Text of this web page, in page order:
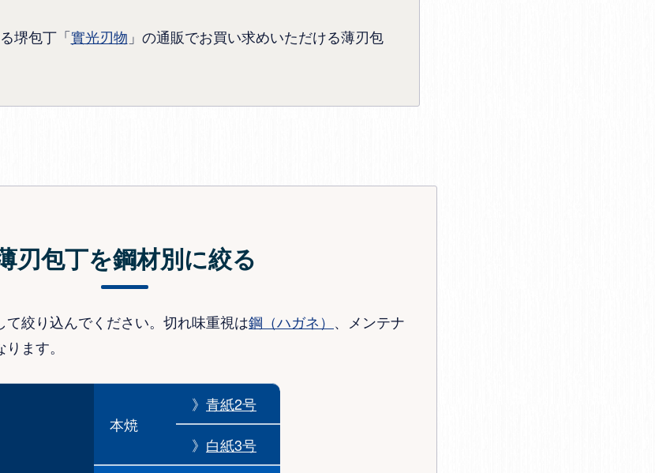
堺包丁「實光刃物 」の通販でお買い求めいただける薄刃包
刃包丁を鋼材別に絞る
絞り込んでください。切れ味重視は鋼（ハガネ） 、メンテナ
ります。
本焼
》 青紙2号
》 白紙3号